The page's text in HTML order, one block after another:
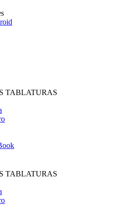
TABLATURAS
TABLATURAS